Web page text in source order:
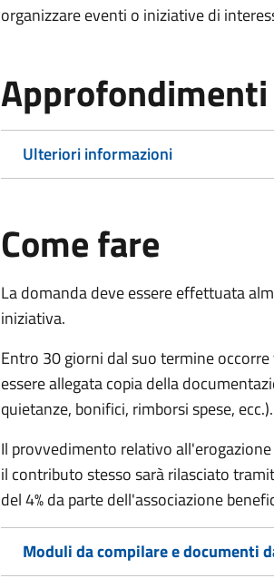
organizzare eventi o iniziative di
Approfondimenti
Ulteriori informazioni
Come fare
La domanda deve essere effettuata
iniziativa.
Entro 30 giorni dal suo termine
essere allegata copia della
quietanze, bonifici, rimborsi spese, ecc.).
Il provvedimento relativo
il contributo stesso sarà rilasciato
del 4% da parte dell'associazione
Moduli da compilare e documenti